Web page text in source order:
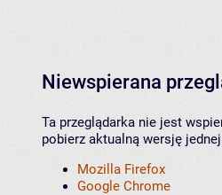
Niewspierana
Ta przeglądarka nie jest
pobierz aktualną wersję
Mozilla Firefox
Google Chrome